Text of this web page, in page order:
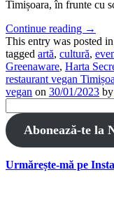
Timișoara, în frunte cu
Continue reading →
This entry was posted in
tagged artă, cultură,
Greenaware, Harta
restaurant vegan
vegan on 30/01/2023 by
for:
Abonează-te la
Urmărește-mă pe